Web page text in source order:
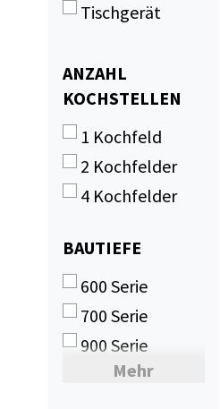
Tischgerät
ANZAHL
KOCHSTELLEN
ANZAHL
KOCHSTELLEN
1 Kochfeld
2 Kochfelder
4 Kochfelder
BAUTIEFE
BAUTIEFE
600 Serie
700 Serie
900 Serie
385 mm